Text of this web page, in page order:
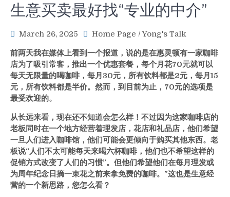
生意买卖最好找“专业的中介”
March 26, 2025 Home Page /Yong's Talk
前两天我在媒体上看到一个报道，说的是在惠灵顿有一家咖啡
店为了吸引常客，推出一个优惠套餐，每个月花70元就可以
每天无限量的喝咖啡，每月30元，所有饮料都是2元，每月15
元，所有饮料都是半价。然而，到目前为止，70元的选项是
最受欢迎的。
从长远来看，现在还不知道会怎么样！不过因为这家咖啡店的
老板同时在一个地方经营着理发店，花店和礼品店，他们希望
一旦人们进入咖啡馆，他们可能会更倾向于购买其他东西。老
板说“人们不太可能每天来喝六杯咖啡，他们也不希望这样的
促销方式改变了人们的习惯”。但他们希望他们在每月理发或
为周年纪念日摘一束花之前来拿免费的咖啡。”这也是生意经
营的一个新思路，您怎么看？